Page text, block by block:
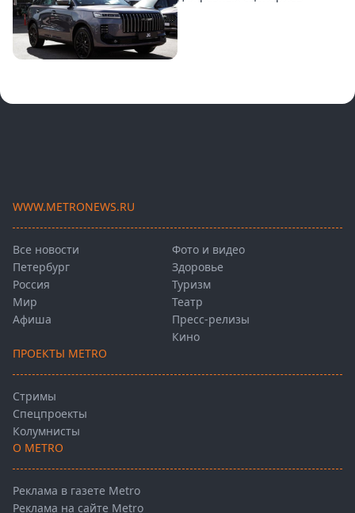
WWW.METRONEWS.RU
Все новости
Петербург
Россия
Мир
Афиша
Фото и видео
Здоровье
Туризм
Театр
Пресс-релизы
Кино
ПРОЕКТЫ METRO
Стримы
Спецпроекты
Колумнисты
О METRO
Реклама в газете Metro
Реклама на сайте Metro